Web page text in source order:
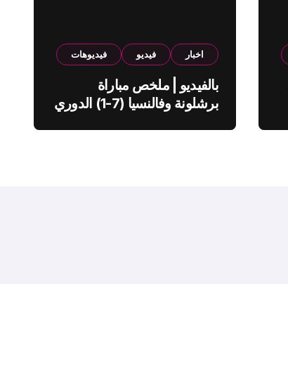
اخبار فيديو فيديوهات
بالفيديو | ملخص مباراة
برشلونة وفالنسيا (7-1) الدوري